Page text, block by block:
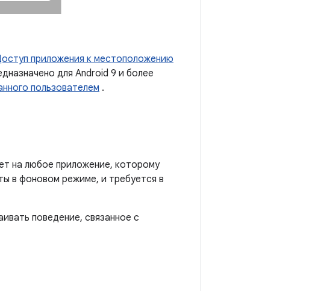
приложения к местоположению
для Android 9 и более
пользователем .
на любое приложение, которому
в фоновом режиме, и требуется в
поведение, связанное с